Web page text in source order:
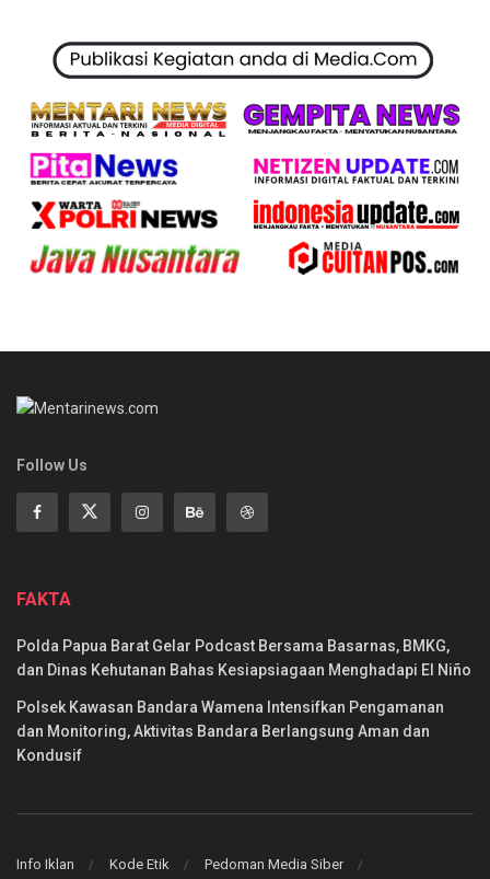
Follow Us
FAKTA
Polda Papua Barat Gelar Podcast Bersama Basarnas, BMKG,
dan Dinas Kehutanan Bahas Kesiapsiagaan Menghadapi El Niño
Polsek Kawasan Bandara Wamena Intensifkan Pengamanan
dan Monitoring, Aktivitas Bandara Berlangsung Aman dan
Kondusif
Info Iklan Kode Etik
Pedoman Media Siber